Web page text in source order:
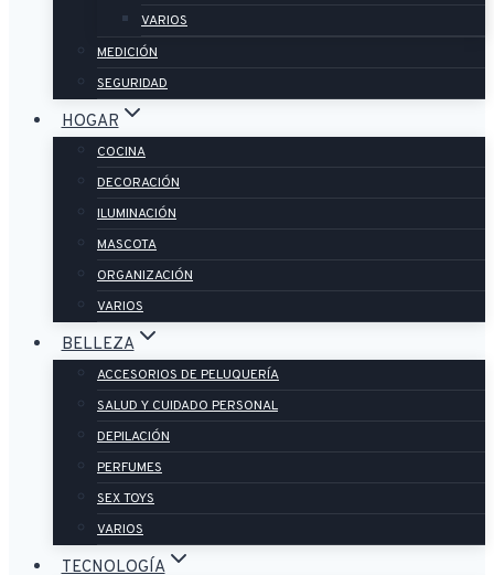
VARIOS
MEDICIÓN
SEGURIDAD
HOGAR
COCINA
DECORACIÓN
ILUMINACIÓN
MASCOTA
ORGANIZACIÓN
VARIOS
BELLEZA
ACCESORIOS DE PELUQUERÍA
SALUD Y CUIDADO PERSONAL
DEPILACIÓN
PERFUMES
SEX TOYS
VARIOS
TECNOLOGÍA